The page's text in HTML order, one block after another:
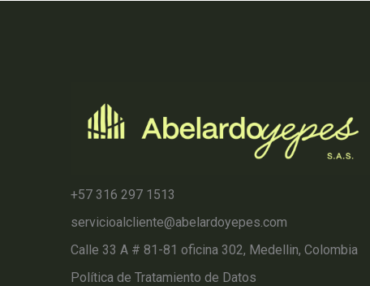
+57 316 297 1513
servicioalcliente@abelardoyepes.com
Calle 33 A # 81-81 oficina 302, Medellin, Colombia
Política de Tratamiento de Datos